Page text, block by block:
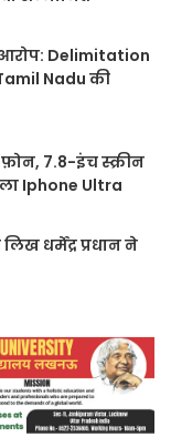
Delimitation
Nadu की
7.8-इंच स्क्रीन
Iphone Ultra
धर्मेंद्र प्रधान ने